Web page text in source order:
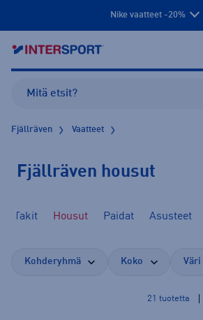
Nike vaatteet -20%
Fjällräven Vaatteet
Fjällräven housut
Takit Housut Paidat Asusteet
Kohderyhmä Koko Väri
21 tuotetta